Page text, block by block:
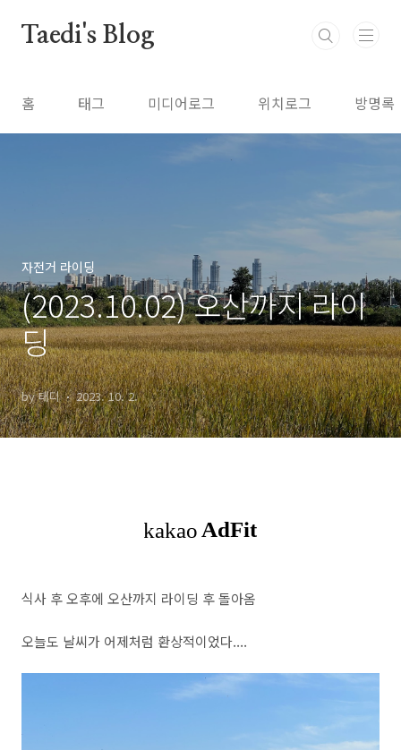
Taedi's Blog
홈 태그 미디어로그 위치로그 방명록
자전거 라이딩
(2023.10.02) 오산까지 라이
딩
by 태디 2023. 10. 2.
식사 후 오후에 오산까지 라이딩 후 돌아옴
오늘도 날씨가 어제처럼 환상적이었다....